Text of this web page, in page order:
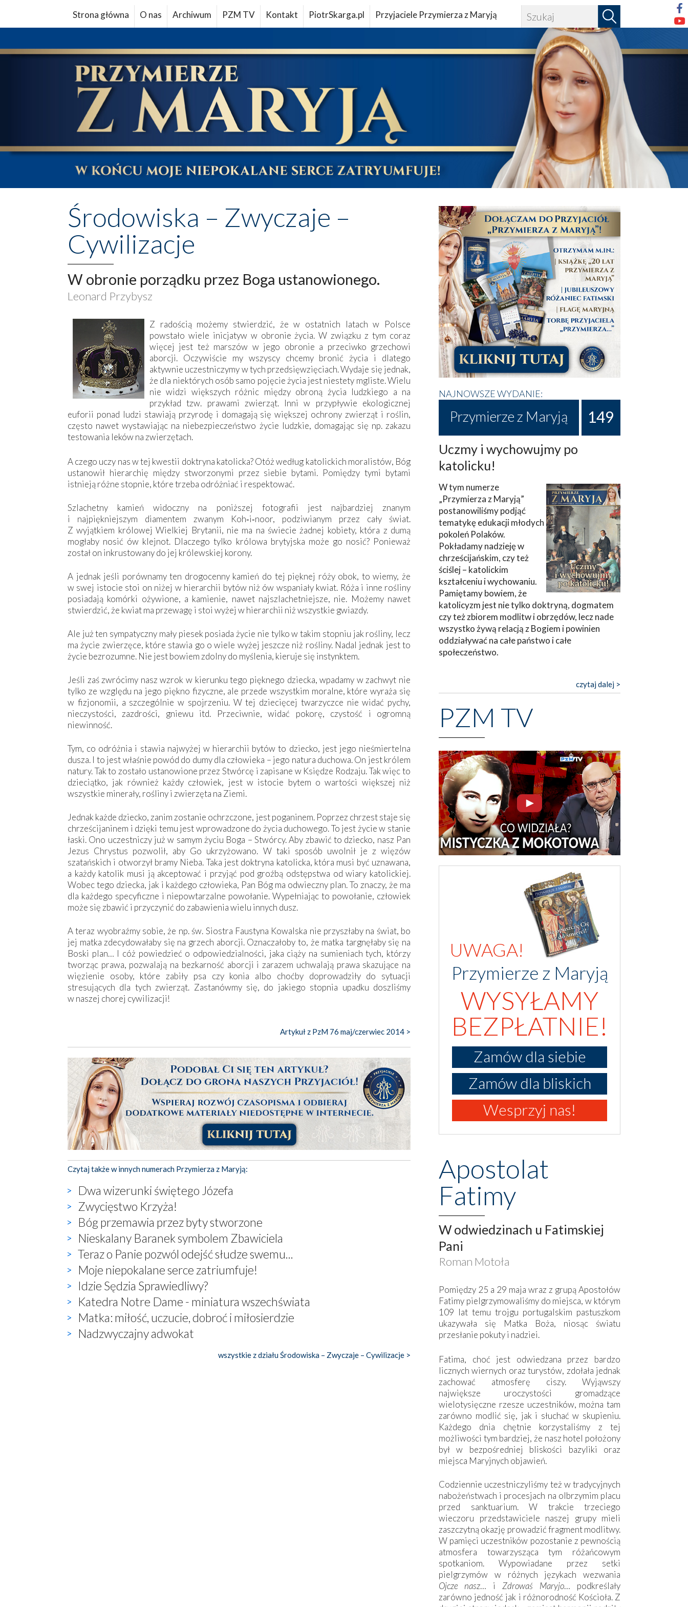
Strona główna O nas Archiwum PZM TV Kontakt PiotrSkarga.pl Przyjaciele Przymierza z Maryją
Środowiska – Zwyczaje –
Cywilizacje
W obronie porządku przez Boga ustanowionego.
Leonard Przybysz
Z radością możemy stwierdzić, że w ostatnich latach w Polsce
powstało wiele inicjatyw w obronie życia. W związku z tym coraz
więcej jest też marszów w jego obronie a przeciwko grzechowi
aborcji. Oczywiście my wszyscy chcemy bronić życia i dlatego
aktywnie uczestniczymy w tych przedsięwzięciach. Wydaje się jednak,
że dla niektórych osób samo pojęcie życia jest niestety mgliste. Wielu
nie widzi większych różnic między obroną życia ludzkiego a na
przykład tzw. prawami zwierząt. Inni w przypływie ekologicznej
euforii ponad ludzi stawiają przyrodę i domagają się większej ochrony zwierząt i roślin,
często nawet wystawiając na niebezpieczeństwo życie ludzkie, domagając się np. zakazu
testowania leków na zwierzętach.
A czego uczy nas w tej kwestii doktryna katolicka? Otóż według katolickich moralistów, Bóg
ustanowił hierarchię między stworzonymi przez siebie bytami. Pomiędzy tymi bytami
istnieją różne stopnie, które trzeba odróżniać i respektować.
Szlachetny kamień widoczny na poniższej fotografii jest najbardziej znanym
i najpiękniejszym diamentem zwanym Koh‑i‑noor, podziwianym przez cały świat.
Z wyjątkiem królowej Wielkiej Brytanii, nie ma na świecie żadnej kobiety, która z dumą
mogłaby nosić ów klejnot. Dlaczego tylko królowa brytyjska może go nosić? Ponieważ
został on inkrustowany do jej królewskiej korony.
A jednak jeśli porównamy ten drogocenny kamień do tej pięknej róży obok, to wiemy, że
w swej istocie stoi on niżej w hierarchii bytów niż ów wspaniały kwiat. Róża i inne rośliny
posiadają komórki ożywione, a kamienie, nawet najszlachetniejsze, nie. Możemy nawet
stwierdzić, że kwiat ma przewagę i stoi wyżej w hierarchii niż wszystkie gwiazdy.
Ale już ten sympatyczny mały piesek posiada życie nie tylko w takim stopniu jak rośliny, lecz
ma życie zwierzęce, które stawia go o wiele wyżej jeszcze niż rośliny. Nadal jednak jest to
życie bezrozumne. Nie jest bowiem zdolny do myślenia, kieruje się instynktem.
Jeśli zaś zwrócimy nasz wzrok w kierunku tego pięknego dziecka, wpadamy w zachwyt nie
tylko ze względu na jego piękno fizyczne, ale przede wszystkim moralne, które wyraża się
w fizjonomii, a szczególnie w spojrzeniu. W tej dziecięcej twarzyczce nie widać pychy,
nieczystości, zazdrości, gniewu itd. Przeciwnie, widać pokorę, czystość i ogromną
niewinność.
Tym, co odróżnia i stawia najwyżej w hierarchii bytów to dziecko, jest jego nieśmiertelna
dusza. I to jest właśnie powód do dumy dla człowieka – jego natura duchowa. On jest królem
natury. Tak to zostało ustanowione przez Stwórcę i zapisane w Księdze Rodzaju. Tak więc to
dzieciątko, jak również każdy człowiek, jest w istocie bytem o wartości większej niż
wszystkie minerały, rośliny i zwierzęta na Ziemi.
Jednak każde dziecko, zanim zostanie ochrzczone, jest poganinem. Poprzez chrzest staje się
chrześcijaninem i dzięki temu jest wprowadzone do życia duchowego. To jest życie w stanie
łaski. Ono uczestniczy już w samym życiu Boga – Stwórcy. Aby zbawić to dziecko, nasz Pan
Jezus Chrystus pozwolił, aby Go ukrzyżowano. W taki sposób uwolnił je z więzów
szatańskich i otworzył bramy Nieba. Taka jest doktryna katolicka, która musi być uznawana,
a każdy katolik musi ją akceptować i przyjąć pod groźbą odstępstwa od wiary katolickiej.
Wobec tego dziecka, jak i każdego człowieka, Pan Bóg ma odwieczny plan. To znaczy, że ma
dla każdego specyficzne i niepowtarzalne powołanie. Wypełniając to powołanie, człowiek
może się zbawić i przyczynić do zabawienia wielu innych dusz.
A teraz wyobraźmy sobie, że np. św. Siostra Faustyna Kowalska nie przyszłaby na świat, bo
jej matka zdecydowałaby się na grzech aborcji. Oznaczałoby to, że matka targnęłaby się na
Boski plan… I cóż powiedzieć o odpowiedzialności, jaka ciąży na sumieniach tych, którzy
tworząc prawa, pozwalają na bezkarność aborcji i zarazem uchwalają prawa skazujące na
więzienie osoby, które zabiły psa czy konia albo choćby doprowadziły do sytuacji
stresujących dla tych zwierząt. Zastanówmy się, do jakiego stopnia upadku doszliśmy
w naszej chorej cywilizacji!
Artykuł z PzM 76 maj/czerwiec 2014 >
Czytaj także w innych numerach Przymierza z Maryją:
Dwa wizerunki świętego Józefa
Zwycięstwo Krzyża!
Bóg przemawia przez byty stworzone
Nieskalany Baranek symbolem Zbawiciela
Teraz o Panie pozwól odejść słudze swemu...
Moje niepokalane serce zatriumfuje!
Idzie Sędzia Sprawiedliwy?
Katedra Notre Dame - miniatura wszechświata
Matka: miłość, uczucie, dobroć i miłosierdzie
Nadzwyczajny adwokat
wszystkie z działu Środowiska – Zwyczaje – Cywilizacje >
NAJNOWSZE WYDANIE:
Przymierze z Maryją 149
Uczmy i wychowujmy po
katolicku!
W tym numerze
„Przymierza z Maryją”
postanowiliśmy podjąć
tematykę edukacji młodych
pokoleń Polaków.
Pokładamy nadzieję w
chrześcijańskim, czy też
ściślej – katolickim
kształceniu i wychowaniu.
Pamiętamy bowiem, że
katolicyzm jest nie tylko doktryną, dogmatem
czy też zbiorem modlitw i obrzędów, lecz nade
wszystko żywą relacją z Bogiem i powinien
oddziaływać na całe państwo i całe
społeczeństwo.
czytaj dalej >
PZM TV
UWAGA!
Przymierze z Maryją
WYSYŁAMY
BEZPŁATNIE!
Zamów dla siebie
Zamów dla bliskich
Wesprzyj nas!
Apostolat
Fatimy
W odwiedzinach u Fatimskiej
Pani
Roman Motoła
Pomiędzy 25 a 29 maja wraz z grupą Apostołów
Fatimy pielgrzymowaliśmy do miejsca, w którym
109 lat temu trojgu portugalskim pastuszkom
ukazywała się Matka Boża, niosąc światu
przesłanie pokuty i nadziei.
Fatima, choć jest odwiedzana przez bardzo
licznych wiernych oraz turystów, zdołała jednak
zachować atmosferę ciszy. Wyjąwszy
największe uroczystości gromadzące
wielotysięczne rzesze uczestników, można tam
zarówno modlić się, jak i słuchać w skupieniu.
Każdego dnia chętnie korzystaliśmy z tej
możliwości tym bardziej, że nasz hotel położony
był w bezpośredniej bliskości bazyliki oraz
miejsca Maryjnych objawień.
Codziennie uczestniczyliśmy też w tradycyjnych
nabożeństwach i procesjach na olbrzymim placu
przed sanktuarium. W trakcie trzeciego
wieczoru przedstawiciele naszej grupy mieli
zaszczytną okazję prowadzić fragment modlitwy.
W pamięci uczestników pozostanie z pewnością
atmosfera towarzysząca tym różańcowym
spotkaniom. Wypowiadane przez setki
pielgrzymów w różnych językach wezwania
Ojcze nasz… i Zdrowaś Maryjo… podkreślały
zarówno jedność jak i różnorodność Kościoła. Z